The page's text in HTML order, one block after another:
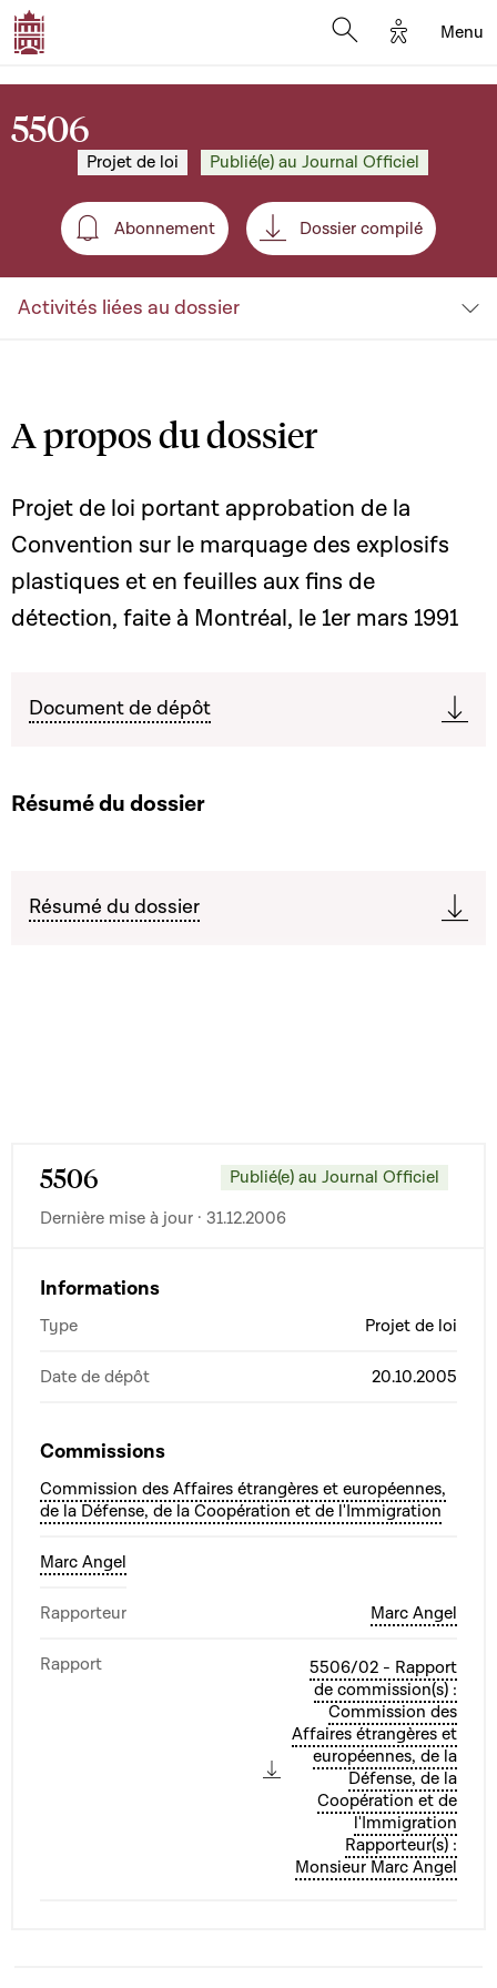
Options
Menu
5506
Projet de loi Publié(e) au Journal Officiel
Abonnement
Abonnement Dossier compilé
Activités liées au dossier
A propos du dossier
Projet de loi portant approbation de la
Convention sur le marquage des explosifs
plastiques et en feuilles aux fins de
détection, faite à Montréal, le 1er mars 1991
Document de dépôt
Résumé du dossier
Résumé du dossier
5506
Publié(e) au Journal Officiel
Dernière mise à jour · 31.12.2006
Informations
Type Projet de loi
Date de dépôt 20.10.2005
Commissions
Commission des Affaires étrangères et européennes,
de la Défense, de la Coopération et de l'Immigration
Marc Angel
Rapporteur Marc Angel
Rapport
5506/02 - Rapport
de commission(s) :
Commission des
Affaires étrangères et
européennes, de la
Défense, de la
Coopération et de
l'Immigration
Rapporteur(s) :
Monsieur Marc Angel